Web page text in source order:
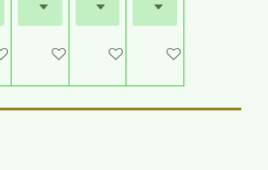
au panier
Ajouter au panierAjouter au panierAjouter au panier